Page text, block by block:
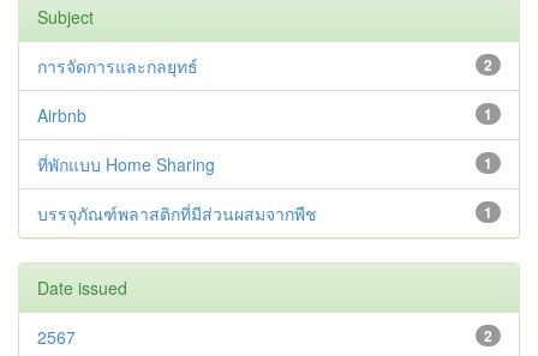
Subject
2
การจัดการและกลยุทธ์
1
Airbnb
1
ที่พักแบบ Home Sharing
1
บรรจุภัณฑ์พลาสติกที่มีส่วนผสมจากพืช
Date issued
2
2567